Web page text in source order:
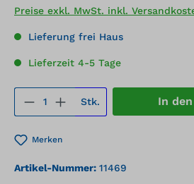
Preise exkl. MwSt. inkl.
Lieferung frei Haus
Lieferzeit 4-5 Tage
Produkt Anzahl: Gib
Stk. In
Merken
Artikel-Nummer: 11469